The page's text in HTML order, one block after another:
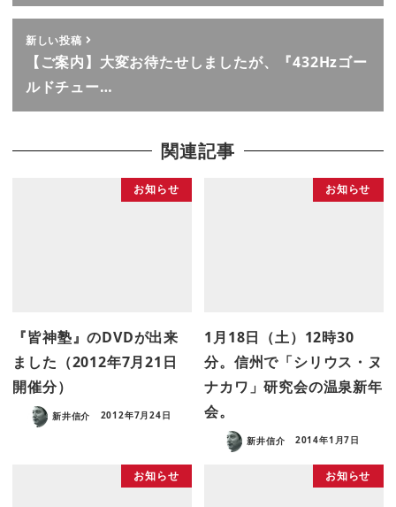
新しい投稿
【ご案内】大変お待たせしましたが、『432Hzゴー
ルドチュー…
関連記事
お知らせ
『皆神塾』のDVDが出来
ました（2012年7月21日
開催分）
新井信介 2012年7月24日
お知らせ
1月18日（土）12時30
分。信州で「シリウス・ヌ
ナカワ」研究会の温泉新年
会。
新井信介 2014年1月7日
お知らせ お知らせ